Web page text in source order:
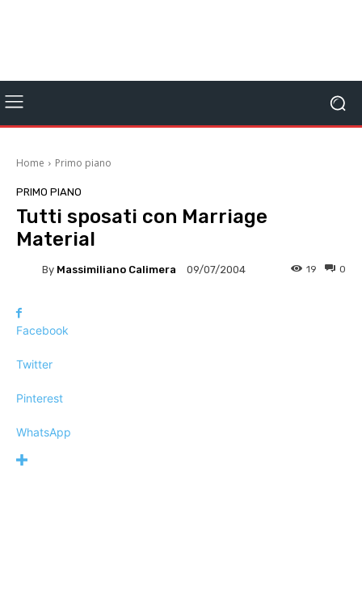
Home Primo piano
PRIMO PIANO
Tutti sposati con Marriage
Material
By Massimiliano Calimera 09/07/2004 0
19
Facebook
Twitter
Pinterest
WhatsApp